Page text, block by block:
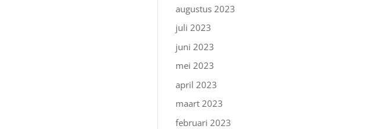
augustus 2023
juli 2023
juni 2023
mei 2023
april 2023
maart 2023
februari 2023